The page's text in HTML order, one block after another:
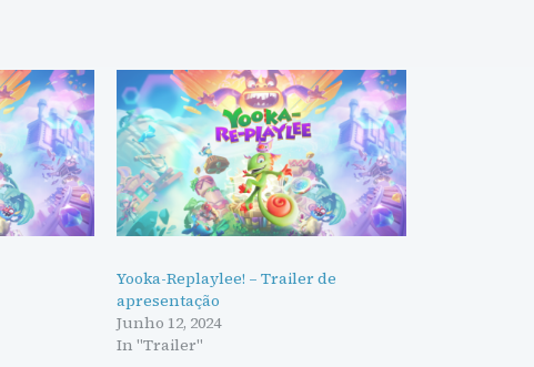
Yooka-Replaylee! – Trailer de
apresentação
Junho 12, 2024
In "Trailer"